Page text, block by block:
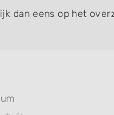
dan eens op het